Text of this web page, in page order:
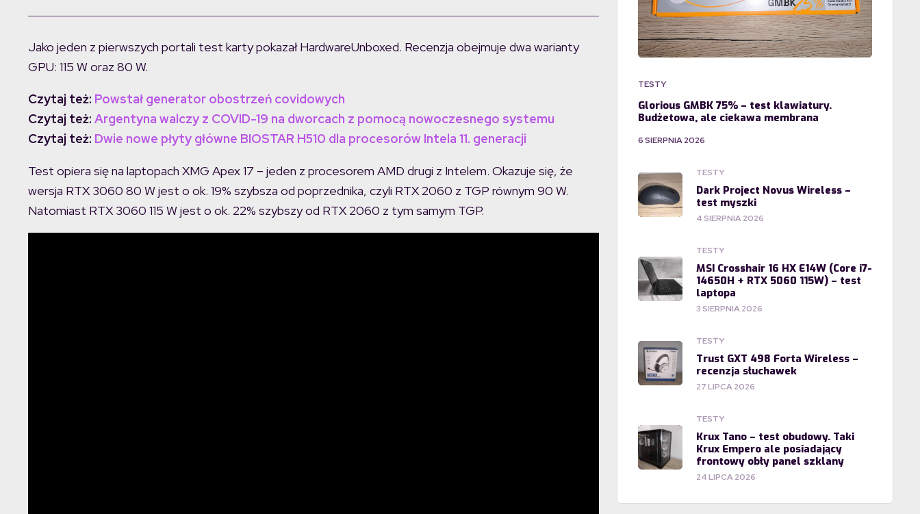
Jako jeden z pierwszych portali test karty pokazał HardwareUnboxed. Recenzja obejmuje dwa warianty
GPU: 115 W oraz 80 W.
Czytaj też: Powstał generator obostrzeń covidowych
Czytaj też: Argentyna walczy z COVID-19 na dworcach z pomocą nowoczesnego systemu
Czytaj też: Dwie nowe płyty główne BIOSTAR H510 dla procesorów Intela 11. generacji
Test opiera się na laptopach XMG Apex 17 – jeden z procesorem AMD drugi z Intelem. Okazuje się, że
wersja RTX 3060 80 W jest o ok. 19% szybsza od poprzednika, czyli RTX 2060 z TGP równym 90 W.
Natomiast RTX 3060 115 W jest o ok. 22% szybszy od RTX 2060 z tym samym TGP.
TESTY
Glorious GMBK 75% – test klawiatury.
Budżetowa, ale ciekawa membrana
6 SIERPNIA 2026
TESTY
Dark Project Novus Wireless –
test myszki
4 SIERPNIA 2026
TESTY
MSI Crosshair 16 HX E14W (Core i7-
14650H + RTX 5060 115W) – test
laptopa
3 SIERPNIA 2026
TESTY
Trust GXT 498 Forta Wireless –
recenzja słuchawek
27 LIPCA 2026
TESTY
Krux Tano – test obudowy. Taki
Krux Empero ale posiadający
frontowy obły panel szklany
24 LIPCA 2026